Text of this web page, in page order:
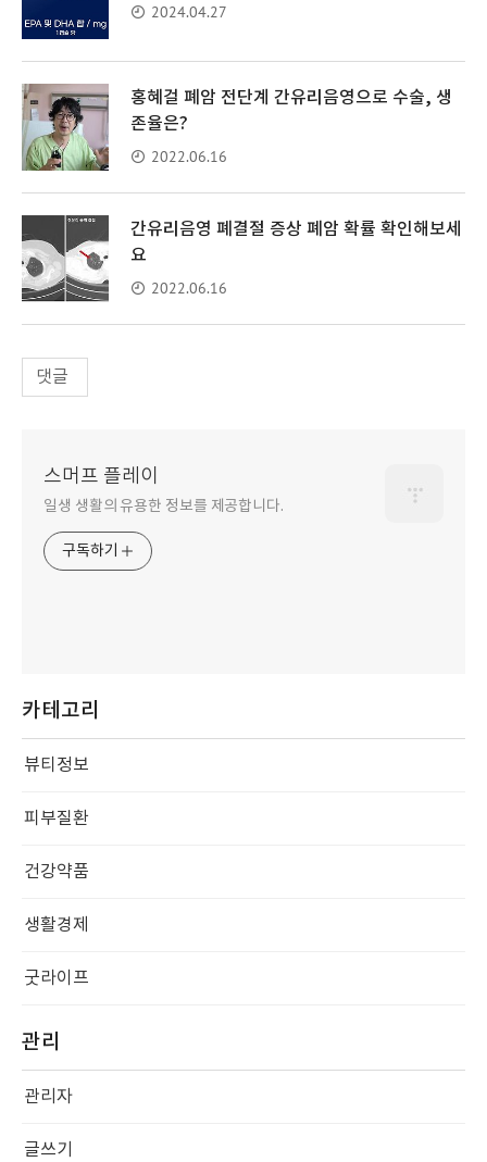
2024.04.27
홍혜걸 폐암 전단계 간유리음영으로 수술, 생
존율은?
2022.06.16
간유리음영 폐결절 증상 폐암 확률 확인해보세
요
2022.06.16
댓글
스머프 플레이
일생 생활의 유용한 정보를 제공합니다.
구독하기
카테고리
뷰티정보
피부질환
건강약품
생활경제
굿라이프
관리
관리자
글쓰기